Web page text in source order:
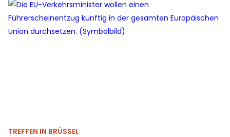
TREFFEN IN BRÜSSEL